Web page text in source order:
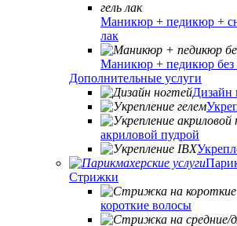
Маникюр + педикюр +
лак
Маникюр + педикюр без
Дополнительные услуги
Дизайн
акриловой пудрой
Стрижки
короткие волосы